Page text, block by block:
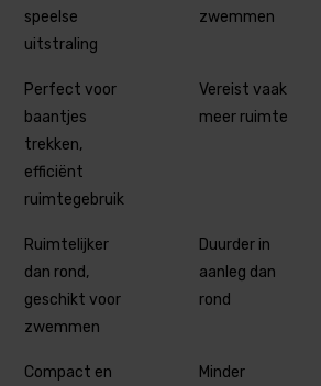
speelse
uitstraling
zwemmen
Perfect voor
baantjes
trekken,
efficiënt
ruimtegebruik
Vereist vaak
meer ruimte
Ruimtelijker
dan rond,
geschikt voor
zwemmen
Duurder in
aanleg dan
rond
Compact en
Minder